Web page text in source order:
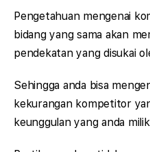
Pengetahuan mengenai
bidang yang sama akan
pendekatan yang disukai
Sehingga anda bisa
kekurangan kompetitor
keunggulan yang anda